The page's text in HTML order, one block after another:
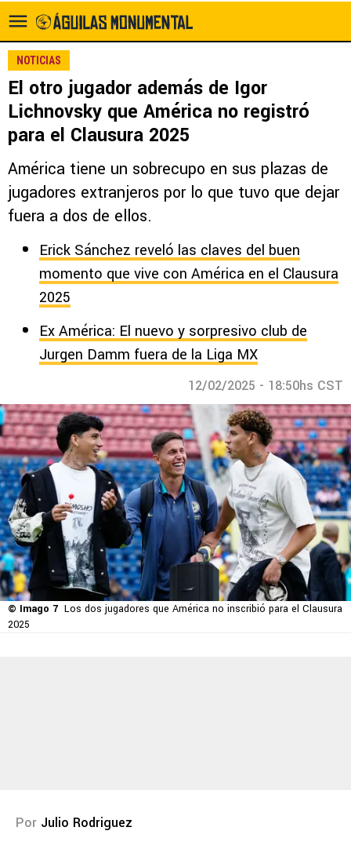
NOTICIAS
El otro jugador además de Igor
Lichnovsky que América no registró
para el Clausura 2025
América tiene un sobrecupo en sus plazas de
jugadores extranjeros por lo que tuvo que dejar
fuera a dos de ellos.
Erick Sánchez reveló las claves del buen
momento que vive con América en el Clausura
2025
Ex América: El nuevo y sorpresivo club de
Jurgen Damm fuera de la Liga MX
12/02/2025 - 18:50hs CST
© Imago 7 Los dos jugadores que América no inscribió para el Clausura
2025
Por Julio Rodriguez